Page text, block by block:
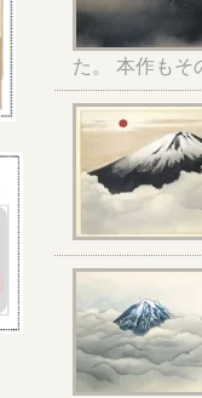
た。 本作もそ